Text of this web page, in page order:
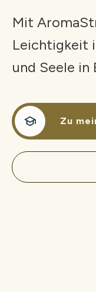
Mit
Leichtigkeit
und Seele in
Zu